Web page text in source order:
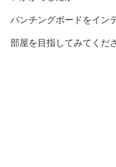
パンチングボードをイン
部屋を目指してみてくだ